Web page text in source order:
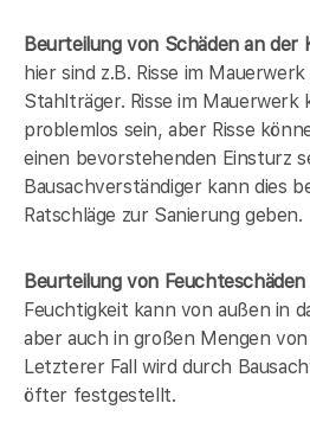
Beurteilung von Schäden an der
hier sind z.B. Risse im
Stahlträger. Risse im Mauerwerk
problemlos sein, aber Risse
einen bevorstehenden Einsturz
Bausachverständiger kann dies
Ratschläge zur Sanierung geben.
Beurteilung von Feuchteschäden
Feuchtigkeit kann von außen in
aber auch in großen Mengen
Letzterer Fall wird durch
öfter festgestellt.